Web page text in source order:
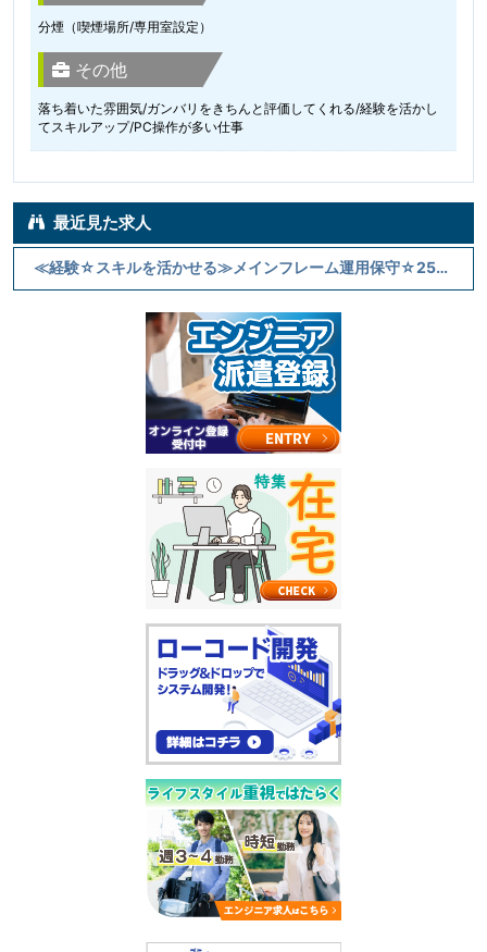
分煙（喫煙場所/専用室設定）
その他
落ち着いた雰囲気/ガンバリをきちんと評価してくれる/経験を活かし
てスキルアップ/PC操作が多い仕事
最近見た求人
≪経験☆スキルを活かせる≫メインフレーム運用保守☆2500円